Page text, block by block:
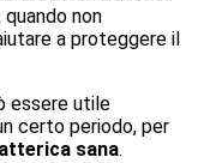
non
a proteggere il
essere utile
certo periodo, per
sana.